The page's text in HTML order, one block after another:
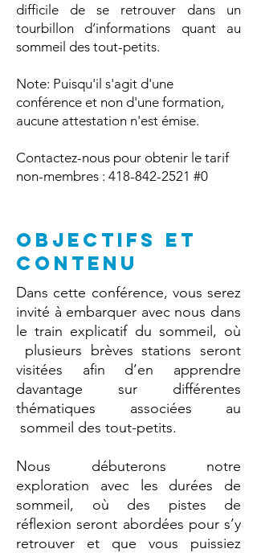
difficile de se retrouver dans un
tourbillon d’informations quant au
sommeil des tout-petits.
Note: Puisqu'il s'agit d'une
conférence et non d'une formation,
aucune attestation n'est émise.
Contactez-nous pour obtenir le tarif
non-membres : 418-842-2521 #0
OBJECTIFS ET
CONTENU
Dans cette conférence, vous serez
invité à embarquer avec nous dans
le train explicatif du sommeil, où
plusieurs brèves stations seront
visitées afin d’en apprendre
davantage sur différentes
thématiques associées au
sommeil des tout-petits.
Nous débuterons notre
exploration avec les durées de
sommeil, où des pistes de
réflexion seront abordées pour s’y
retrouver et que vous puissiez